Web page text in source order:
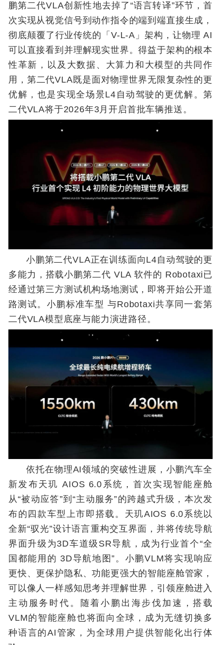
鹏第二代VLA创新性地去掉了“语言转译”环节，首
次实现从视觉信号到动作指令的端到端直接生成，
彻底颠覆了行业传统的「V-L-A」架构，让物理 AI
可以直接看到并理解现实世界。得益于架构的根本
性革新，以及大数据、大算力和大模型的共同作
用，第二代VLA既是面对物理世界无限复杂性的更
优解，也是实现全场景L4自动驾驶的更优解。第
二代VLA将于2026年3月开启首批车辆推送。
小鹏第二代VLA正在训练面向L4自动驾驶的更
多能力，搭载小鹏第二代 VLA 软件的 Robotaxi已
经通过第三方测试机构场地测试，即将开始公开道
路测试。小鹏标准车型 与Robotaxi共享同一套第
二代VLA模型底座与能力演进路径。
依托在物理AI领域的突破性进展，小鹏汽车全
新发布天玑 AIOS 6.0系统，首次实现智能座舱
从“被动应答”到“主动服务”的跨越式升级，本次发
布的四款车型上市即搭载。天玑AIOS 6.0系统以
全新“驭光”设计语言重构交互界面，并将传统导航
界面升级为3D车道级SR导航，成为行业首个“全
国都能用的 3D导航地图”。小鹏VLM将实现响应
更快、更保护隐私、功能更强大的智能座舱管家，
可以像人一样感知思考并理解世界，引领座舱进入
主动服务时代。随着小鹏出海步伐加速，搭载
VLM的智能座舱也将面向全球，成为无缝切换多
种语言的AI管家，为全球用户提供智能化出行体